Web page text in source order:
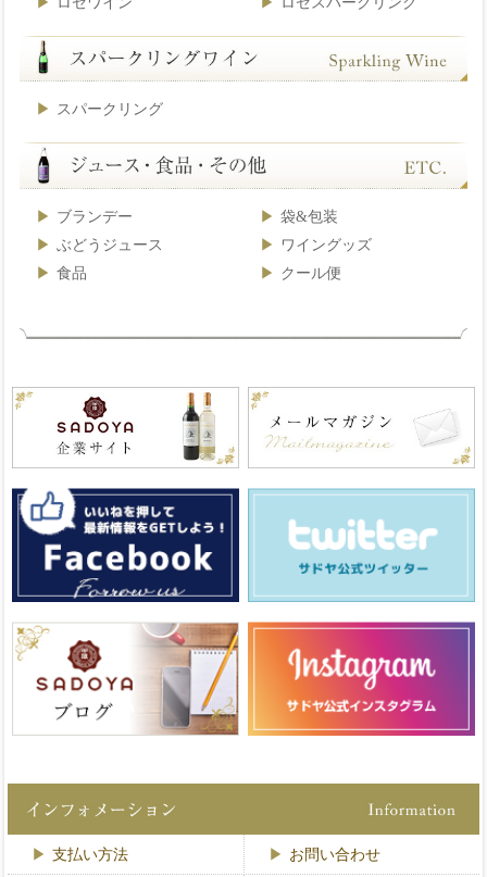
スパークリング
ブランデー
袋&包装
ぶどうジュース
ワイングッズ
食品
クール便
支払い方法 お問い合わせ